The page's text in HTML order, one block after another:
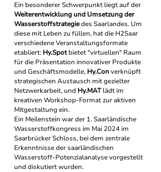
Ein besonderer Schwerpunkt liegt auf der
Weiterentwicklung und Umsetzung der
Wasserstoffstrategie des Saarlandes. Um
diese mit Leben zu füllen, hat die H2Saar
verschiedene Veranstaltungsformate
etabliert: Hy.Spot bietet "virtuellen" Raum
für die Präsentation innovativer Produkte
und Geschäftsmodelle, Hy.Con verknüpft
strategischen Austausch mit gezielter
Netzwerkarbeit, und Hy.MAT lädt im
kreativen Workshop-Format zur aktiven
Mitgestaltung ein.
Ein Meilenstein war der 1. Saarländische
Wasserstoffkongress im Mai 2024 im
Saarbrücker Schloss, bei dem zentrale
Erkenntnisse der saarländischen
Wasserstoff-Potenzialanalyse vorgestellt
und diskutiert wurden.